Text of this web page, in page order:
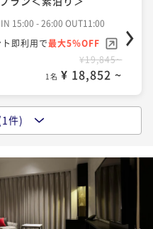
IN 15:00 - 26:00 OUT11:00
ト即利用で最大5％OFF
¥19,845~
1名 ¥ 18,852 ~
ラン＜朝食付＞
即利用で
最大5％OFF
¥22,543~
1名 ¥ 21,415 ~
件)